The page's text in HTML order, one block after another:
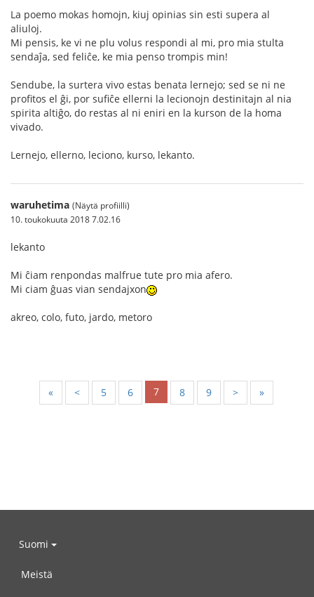
La poemo mokas homojn, kiuj opinias sin esti supera al
aliuloj.
Mi pensis, ke vi ne plu volus respondi al mi, pro mia stulta
sendaĵa, sed feliĉe, ke mia penso trompis min!
Sendube, la surtera vivo estas benata lernejo; sed se ni ne
profitos el ĝi, por sufiĉe ellerni la lecionojn destinitajn al nia
spirita altiĝo, do restas al ni eniri en la kurson de la homa
vivado.
Lernejo, ellerno, leciono, kurso, lekanto.
waruhetima (Näytä profiilli)
10. toukokuuta 2018 7.02.16
lekanto
Mi ĉiam renpondas malfrue tute pro mia afero.
Mi ciam ĝuas vian sendajxon
akreo, colo, futo, jardo, metoro
« < 5 6 7 8 9 > »
Suomi
Meistä